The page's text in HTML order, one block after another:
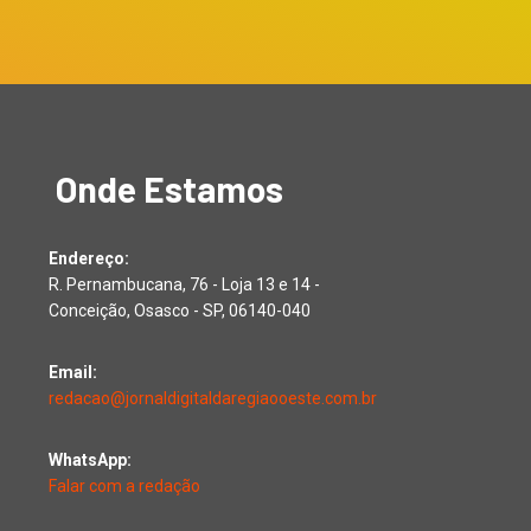
Onde Estamos
Endereço:
R. Pernambucana, 76 - Loja 13 e 14 -
Conceição, Osasco - SP, 06140-040
Email:
redacao@jornaldigitaldaregiaooeste.com.br
WhatsApp:
Falar com a redação